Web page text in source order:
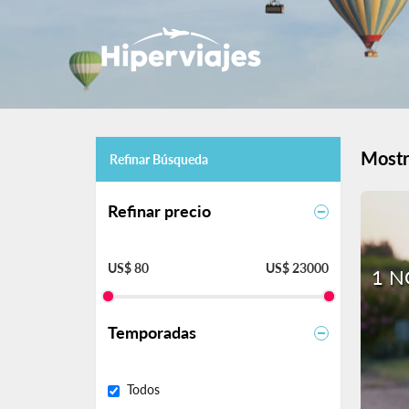
Refinar Búsqueda
Refinar precio
US$ 80 US$ 23000
Temporadas
Todos
1